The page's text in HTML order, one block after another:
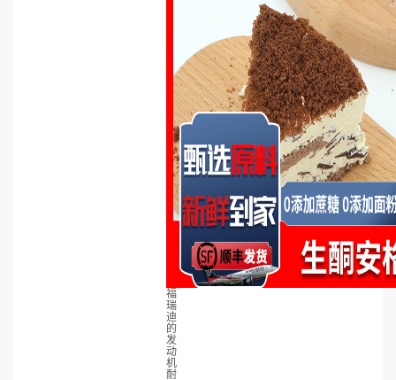
福
瑞
迪
的
发
动
机
耐